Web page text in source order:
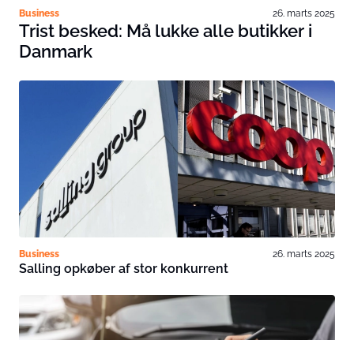
Business 26. marts 2025
Trist besked: Må lukke alle butikker i
Danmark
Business 26. marts 2025
Salling opkøber af stor konkurrent